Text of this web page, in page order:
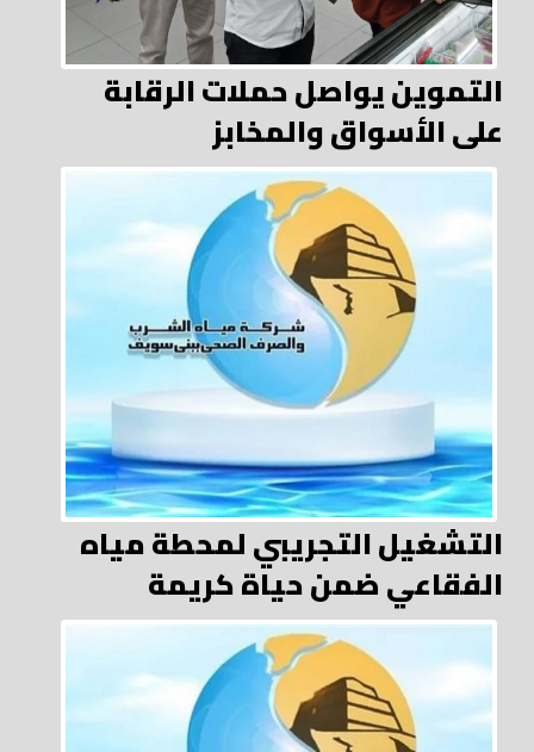
التموين يواصل حملات الرقابة
على الأسواق والمخابز
التشغيل التجريبي لمحطة مياه
الفقاعي ضمن حياة كريمة